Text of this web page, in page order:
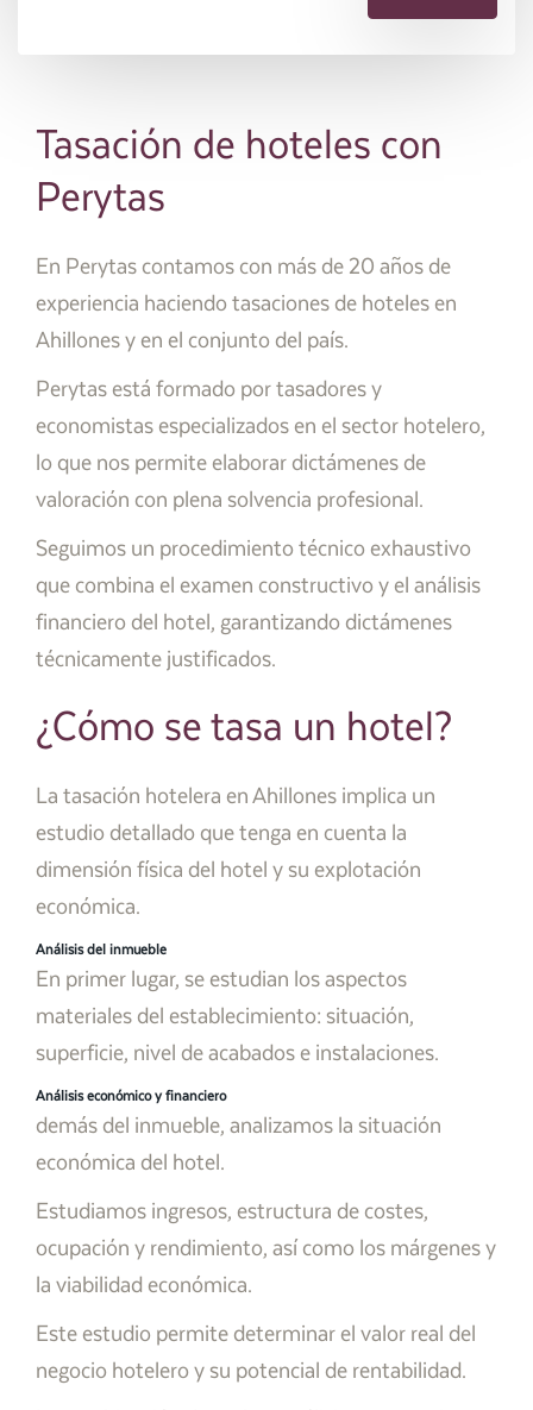
Tasación de hoteles con
Perytas
En Perytas contamos con más de 20 años de
experiencia haciendo tasaciones de hoteles en
Ahillones y en el conjunto del país.
Perytas está formado por tasadores y
economistas especializados en el sector hotelero,
lo que nos permite elaborar dictámenes de
valoración con plena solvencia profesional.
Seguimos un procedimiento técnico exhaustivo
que combina el examen constructivo y el análisis
financiero del hotel, garantizando dictámenes
técnicamente justificados.
¿Cómo se tasa un hotel?
La tasación hotelera en Ahillones implica un
estudio detallado que tenga en cuenta la
dimensión física del hotel y su explotación
económica.
Análisis del inmueble
En primer lugar, se estudian los aspectos
materiales del establecimiento: situación,
superficie, nivel de acabados e instalaciones.
Análisis económico y financiero
demás del inmueble, analizamos la situación
económica del hotel.
Estudiamos ingresos, estructura de costes,
ocupación y rendimiento, así como los márgenes y
la viabilidad económica.
Este estudio permite determinar el valor real del
negocio hotelero y su potencial de rentabilidad.